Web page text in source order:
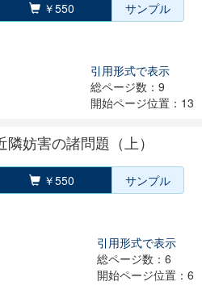
￥550 サンプル
引用形式で表示
総ページ数：9
開始ページ位置：13
妨害の諸問題（上）
￥550 サンプル
引用形式で表示
総ページ数：6
開始ページ位置：6